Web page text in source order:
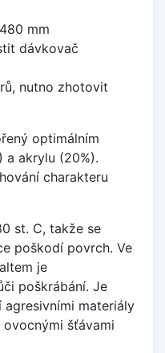
mm
dávkovač
nutno zhotovit
optimálním
a akrylu (20%).
charakteru
st. C, takže se
poškodí povrch. Ve
je
poškrábání. Je
materiály
šťávami